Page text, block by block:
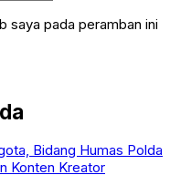
saya pada peramban ini